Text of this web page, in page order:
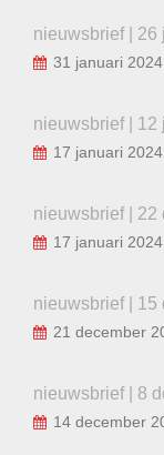
nieuwsbrief | 26
31 januari 2024
nieuwsbrief | 12
17 januari 2024
nieuwsbrief | 22
17 januari 2024
nieuwsbrief | 15
21 december
nieuwsbrief | 8
14 december